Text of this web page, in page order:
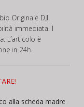
Originale DJI.
immediata. I
L’articolo è
in 24h.
alla scheda madre